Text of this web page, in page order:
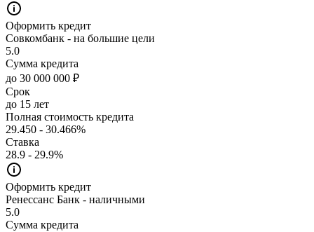
Оформить кредит
Совкомбанк - на большие цели
5.0
Сумма кредита
до 30 000 000 ₽
Срок
до 15 лет
Полная стоимость кредита
29.450 - 30.466%
Ставка
28.9 - 29.9%
Оформить кредит
Ренессанс Банк - наличными
5.0
Сумма кредита